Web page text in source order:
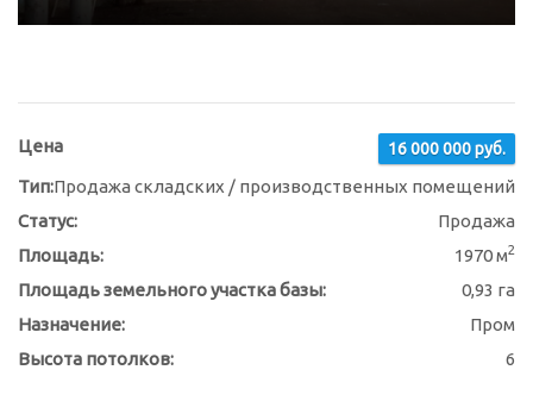
Цена 16 000 000 руб.
Тип:Продажа складских / производственных помещений
Статус:
Продажа
Площадь:
1970 м2
Площадь земельного участка базы:
0,93 га
Назначение:
Пром
Высота потолков:
6